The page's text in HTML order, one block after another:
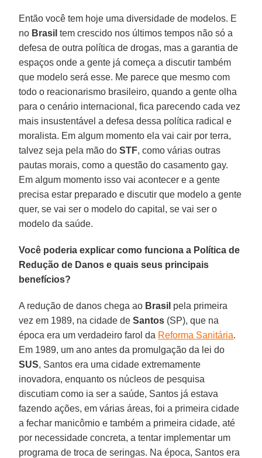
Então você tem hoje uma diversidade de modelos. E
no Brasil tem crescido nos últimos tempos não só a
defesa de outra política de drogas, mas a garantia de
espaços onde a gente já começa a discutir também
que modelo será esse. Me parece que mesmo com
todo o reacionarismo brasileiro, quando a gente olha
para o cenário internacional, fica parecendo cada vez
mais insustentável a defesa dessa política radical e
moralista. Em algum momento ela vai cair por terra,
talvez seja pela mão doSTF, como várias outras
pautas morais, como a questão do casamento gay.
Em algum momento isso vai acontecer e a gente
precisa estar preparado e discutir que modelo a gente
quer, se vai ser o modelo do capital, se vai ser o
modelo da saúde.
Você poderia explicar como funciona a Política de
Redução de Danos e quais seus principais
benefícios?
A redução de danos chega ao Brasil pela primeira
vez em 1989, na cidade de Santos (SP), que na
época era um verdadeiro farol da Reforma Sanitária.
Em 1989, um ano antes da promulgação da lei do
SUS, Santos era uma cidade extremamente
inovadora, enquanto os núcleos de pesquisa
discutiam como ia ser a saúde, Santos já estava
fazendo ações, em várias áreas, foi a primeira cidade
a fechar manicômio e também a primeira cidade, até
por necessidade concreta, a tentar implementar um
programa de troca de seringas. Na época, Santos era